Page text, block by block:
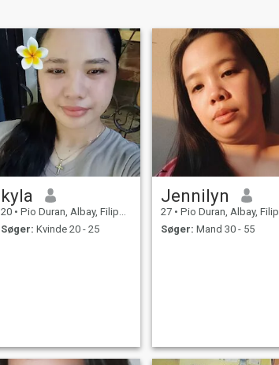
kyla
20 • Pio Duran, Albay, Filippinerne
Søger: Kvinde 20 - 25
Jennilyn
27 • Pio Duran, Albay, Filippinerne
Søger: Mand 30 - 55